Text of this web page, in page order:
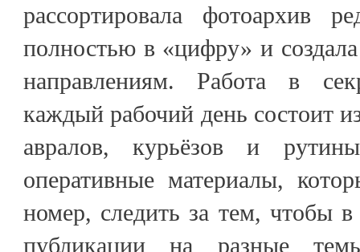
рассортировала фотоархив
полностью в «цифру» и
направлениям. Работа в
каждый рабочий день состоит
авралов, курьёзов и
оперативные материалы,
номер, следить за тем, чтобы
публикации на разные